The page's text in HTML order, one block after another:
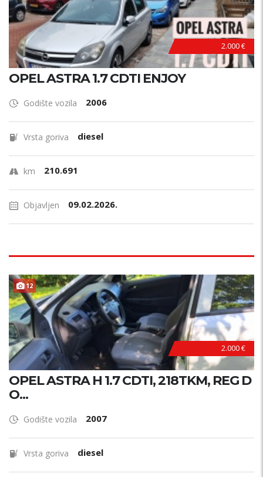
2.000 €
OPEL ASTRA 1.7 CDTI ENJOY
Godište vozila 2006
Vrsta goriva diesel
km 210.691
Objavljen 09.02.2026.
12
2.000 €
OPEL ASTRA H 1.7 CDTI, 218TKM, REG D
O...
Godište vozila 2007
Vrsta goriva diesel